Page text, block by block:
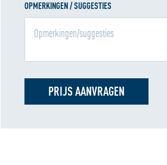
OPMERKINGEN / SUGGESTIES
PRIJS AANVRAGEN